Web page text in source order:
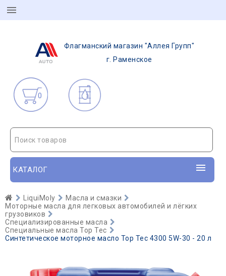
Флагманский магазин "Аллея Групп"
г. Раменское
0
Поиск товаров
КАТАЛОГ
LiquiMoly
Масла и смазки
Моторные масла для легковых автомобилей и лёгких
грузовиков
Специализированные масла
Специальные масла Top Tec
Синтетическое моторное масло Top Tec 4300 5W-30 - 20 л